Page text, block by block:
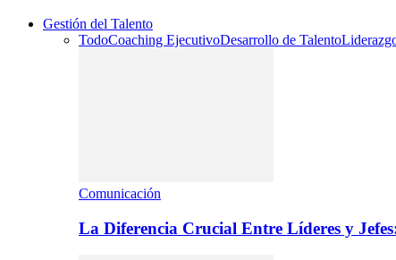
Gestión del Talento
TodoCoaching EjecutivoDesarrollo de Talento
Comunicación
La Diferencia Crucial Entre Líderes y